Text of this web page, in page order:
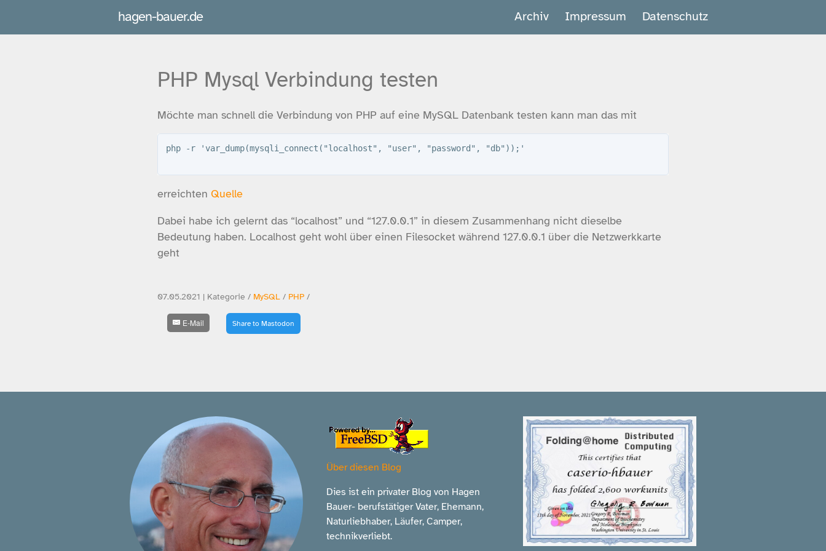
hagen-bauer.de Archiv Impressum Datenschutz
PHP Mysql Verbindung testen
Möchte man schnell die Verbindung von PHP auf eine MySQL Datenbank testen kann man das mit
php -r 'var_dump(mysqli_connect("localhost", "user", "password", "db"));'
erreichten Quelle
Dabei habe ich gelernt das “localhost” und “127.0.0.1” in diesem Zusammenhang nicht dieselbe
Bedeutung haben. Localhost geht wohl über einen Filesocket während 127.0.0.1 über die Netzwerkkarte
geht
07.05.2021 | Kategorie / MySQL / PHP /
E-Mail Share to Mastodon
Über diesen Blog
Dies ist ein privater Blog von Hagen
Bauer- berufstätiger Vater, Ehemann,
Naturliebhaber, Läufer, Camper,
technikverliebt.